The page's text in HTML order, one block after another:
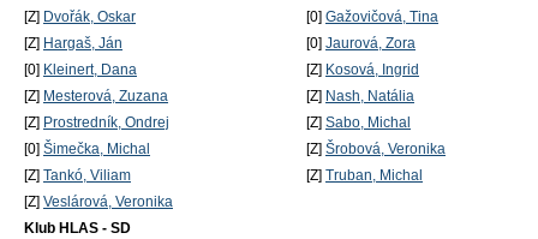
[Z] Dvořák, Oskar [0] Gažovičová, Tina
[Z] Hargaš, Ján [0] Jaurová, Zora
[0] Kleinert, Dana [Z] Kosová, Ingrid
[Z] Mesterová, Zuzana [Z] Nash, Natália
[Z] Prostredník, Ondrej [Z] Sabo, Michal
[0] Šimečka, Michal [Z] Šrobová, Veronika
[Z] Tankó, Viliam [Z] Truban, Michal
[Z] Veslárová, Veronika
Klub HLAS - SD